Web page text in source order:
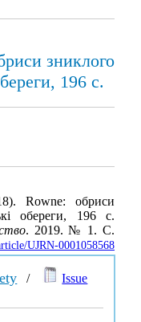
зниклого
196 с.
Rowne: обриси
обереги, 196 с.
. 2019. № 1. С.
UJRN-0001058568
/
Issue